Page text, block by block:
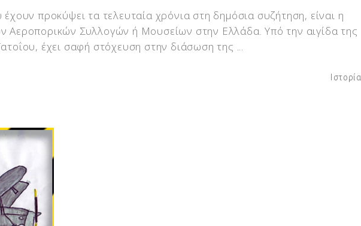
προκύψει τα τελευταία χρόνια στη δημόσια συζήτηση, είναι η
Αεροπορικών Συλλογών ή Μουσείων στην Ελλάδα. Υπό την αιγίδα της
έχει σαφή στόχευση στην διάσωση της
Ιστορία